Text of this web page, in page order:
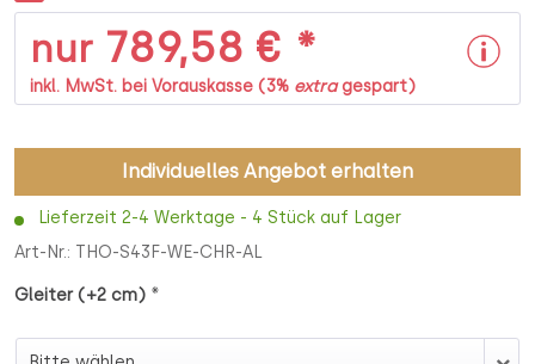
nur 789,58 € *
inkl. MwSt. bei Vorauskasse (3% extragespart)
Individuelles Angebot erhalten
Lieferzeit 2-4 Werktage - 4 Stück auf Lager
Art-Nr.: THO-S43F-WE-CHR-AL
Gleiter (+2 cm) *
Gleiter (+2 cm)